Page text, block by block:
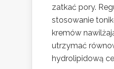
zatkać pory.
stosowanie
kremów
utrzymać
hydrolipidową